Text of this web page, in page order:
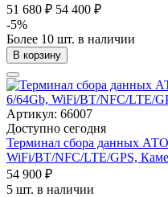
51 680 ₽ 54 400 ₽
-5%
Более 10 шт. в наличии
В корзину
Артикул: 66007
Доступно сегодня
Терминал сбора данных
WiFi/BT/NFC/LTE/GPS,
54 900 ₽
5 шт. в наличии